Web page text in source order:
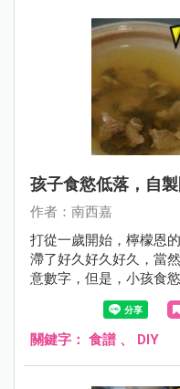
孩子食慾低落，自
作者：南西嘉
打從一歲開始，檸檬恩
滯了好久好久好久，當
意數字，但是，小孩食
養，後來聽婆婆分享經
關鍵字： 食譜 、 DIY